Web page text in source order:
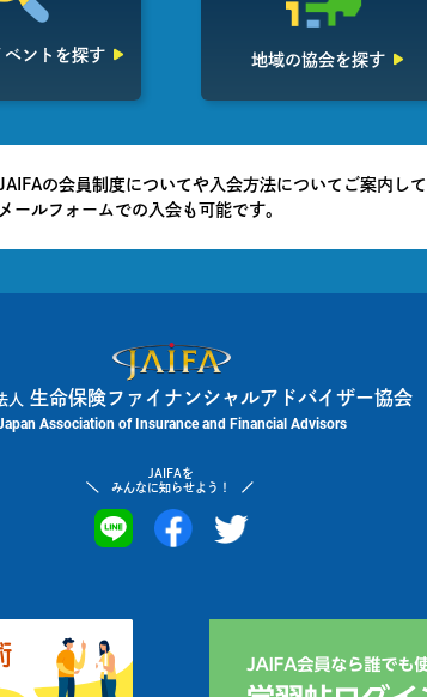
ント を探す 地域の協会を探す
JAIFAの会員制度についてや入会方法についてご案内して
メールフォームでの入会も可能です。
人
生命保険ファイナンシャルアドバイザー協会
Association of Insurance and Financial Advisors
JAIFAを
みんなに知らせよう！